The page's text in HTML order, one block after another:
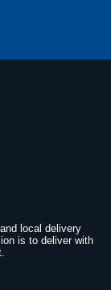
local delivery
is to deliver with